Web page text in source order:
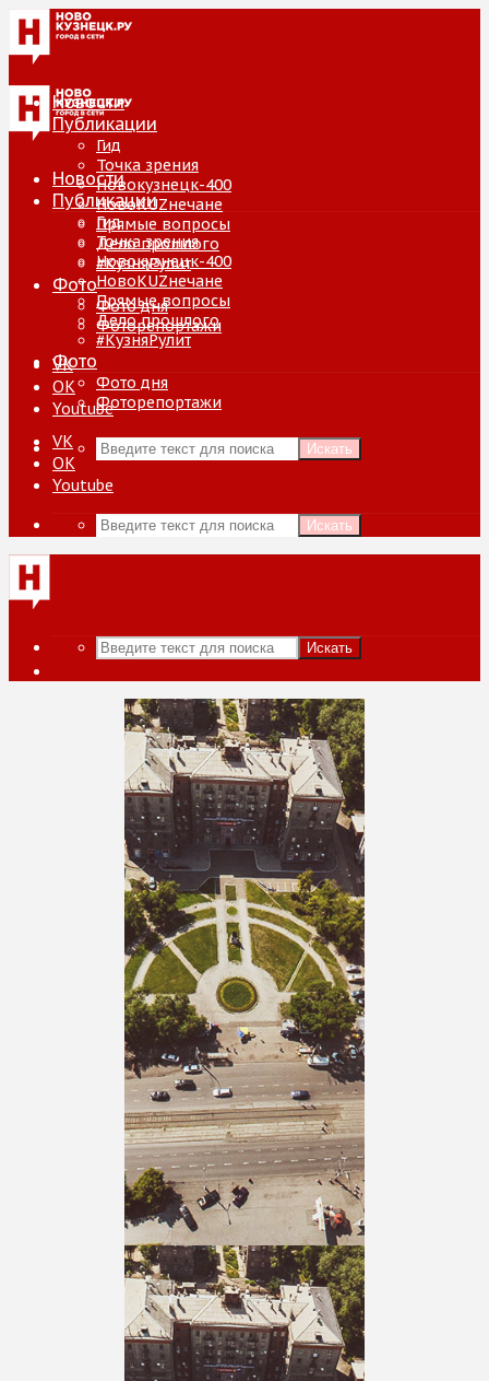
Новости
Публикации
Гид
Точка зрения
Новокузнецк-400
НовоKUZнечане
Прямые вопросы
Дело прошлого
#КузняРулит
Фото
Фото дня
Фоторепортажи
VK
ОК
Youtube
Искать
Новости
Публикации
Гид
Точка зрения
Новокузнецк-400
НовоKUZнечане
Прямые вопросы
Дело прошлого
#КузняРулит
Фото
Фото дня
Фоторепортажи
VK
ОК
Youtube
Искать
Искать